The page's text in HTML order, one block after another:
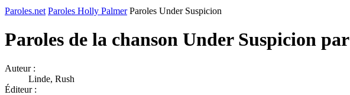
Paroles.net Paroles Holly Palmer Paroles Under Suspicion
Paroles de la chanson Under Suspicion par
Auteur :
Linde, Rush
Éditeur :